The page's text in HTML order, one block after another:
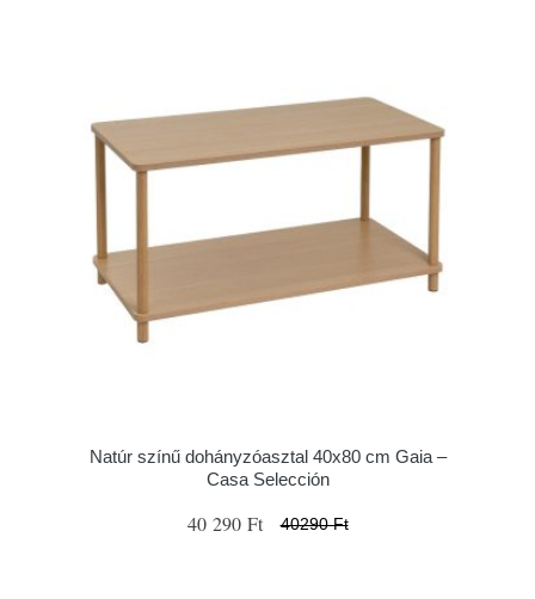
Natúr színű dohányzóasztal 40x80 cm Gaia –
Casa Selección
40 290 Ft 40290 Ft